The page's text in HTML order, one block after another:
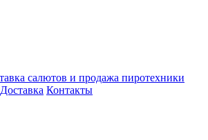
Доставка Контакты